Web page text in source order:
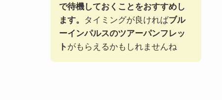
で待機しておくことをおすすめし
ます。
タイミングが良ければブル
ーインパルスのツアーパンフレッ
ト がもらえるかもしれませんね